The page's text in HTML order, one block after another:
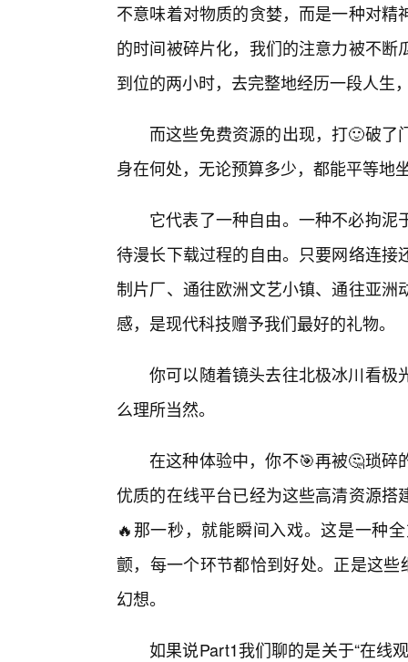
不意味着对物质的贪婪，而是一种对
的时间被碎片化，我们的注意力被不
到位的两小时，去完整地经历一段人生
而这些免费资源的出现，打🙂破
身在何处，无论预算多少，都能平等地
它代表了一种自由。一种不必拘
待漫长下载过程的自由。只要网络连
制片厂、通往欧洲文艺小镇、通往亚
感，是现代科技赠予我们最好的礼物。
你可以随着镜头去往北极冰川看极
么理所当然。
在这种体验中，你不🎯再被🤔琐碎
优质的在线平台已经为这些高清资源
🔥那一秒，就能瞬间入戏。这是一种
颤，每一个环节都恰到好处。正是这
幻想。
如果说Part1我们聊的是关于“在线